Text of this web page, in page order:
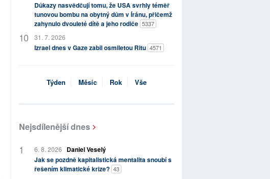
Důkazy nasvědčují tomu, že USA svrhly téměř
tunovou bombu na obytný dům v Íránu, přičemž
zahynulo dvouleté dítě a jeho rodiče 5337
31. 7. 2026
Izrael dnes v Gaze zabil osmiletou Ritu 4571
Týden Měsíc Rok Vše
Nejsdílenější dnes
6. 8. 2026
Daniel Veselý
Jak se pozdně kapitalistická mentalita snoubí s
řešením klimatické krize? 43